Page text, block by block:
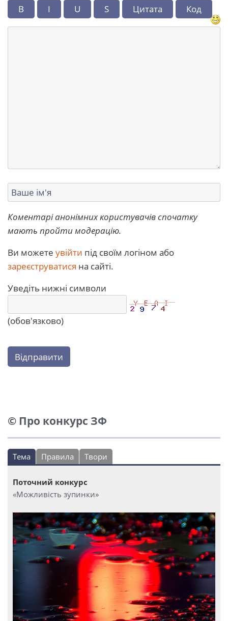
B I U S Цитата Код
Коментарі анонімних користувачів спочатку
мають пройти модерацію.
Ви можете увійти під своїм логіном або
зареєструватися на сайті.
Уведіть нижні символи
(обов'язково)
Відправити
© Про конкурс ЗФ
Тема Правила Твори
Поточний конкурс
«Можливість зупинки»